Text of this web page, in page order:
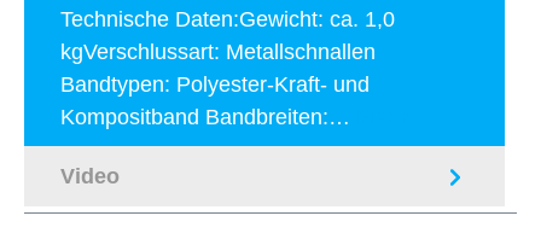
Technische Daten:Gewicht: ca. 1,0
kgVerschlussart: Metallschnallen
Bandtypen: Polyester-Kraft- und
Kompositband Bandbreiten:…
Video